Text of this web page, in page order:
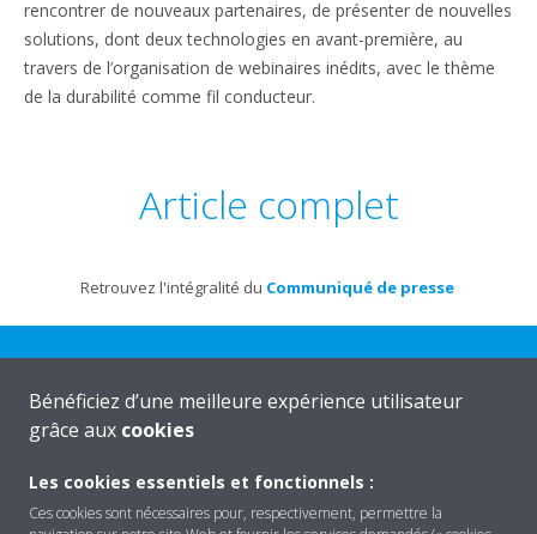
rencontrer de nouveaux partenaires, de présenter de nouvelles
solutions, dont deux technologies en avant-première, au
travers de l’organisation de webinaires inédits, avec le thème
de la durabilité comme fil conducteur.
Article complet
Retrouvez l'intégralité du Communiqué de presse
Daikin
Bénéficiez d’une meilleure expérience utilisateur
grâce aux cookies
Les cookies essentiels et fonctionnels :
Ces cookies sont nécessaires pour, respectivement, permettre la